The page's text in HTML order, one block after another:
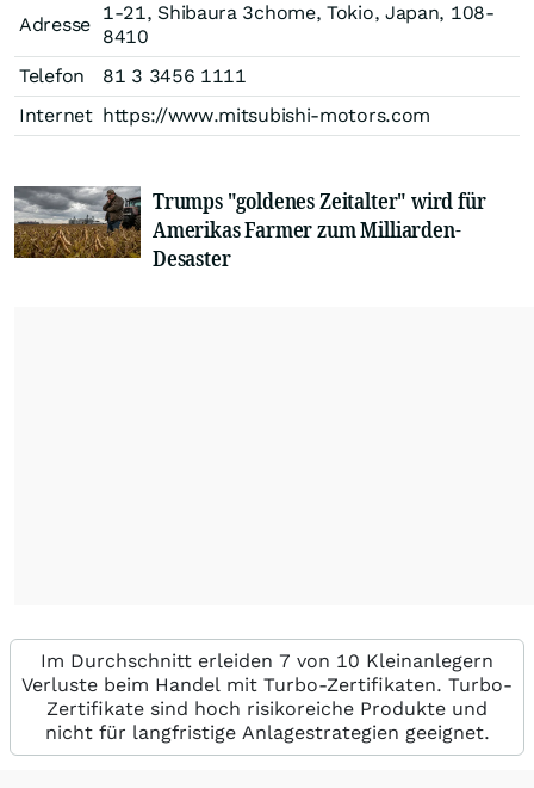
Adresse
1-21, Shibaura 3chome, Tokio, Japan, 108-
8410
Telefon
81 3 3456 1111
Internet https://www.mitsubishi-motors.com
Trumps "goldenes Zeitalter" wird für
Amerikas Farmer zum Milliarden-
Desaster
Im Durchschnitt erleiden 7 von 10 Kleinanlegern
Verluste beim Handel mit Turbo-Zertifikaten. Turbo-
Zertifikate sind hoch risikoreiche Produkte und
nicht für langfristige Anlagestrategien geeignet.